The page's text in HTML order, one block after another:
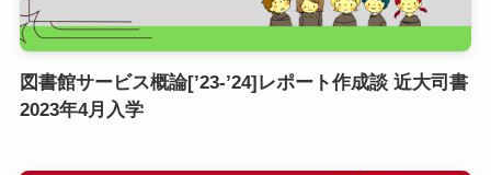
図書館サービス概論[’23-’24]レポート作成談 近大司書
2023年4月入学